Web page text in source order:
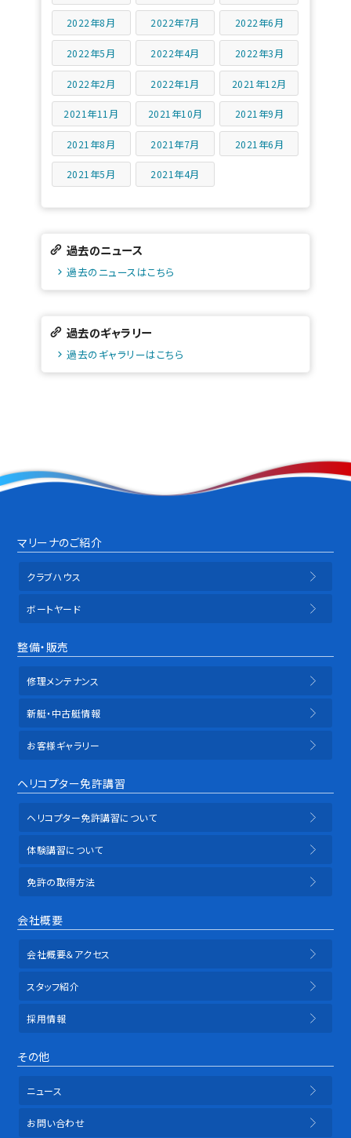
2022年8月 2022年7月 2022年6月
2022年5月 2022年4月 2022年3月
2022年2月 2022年1月 2021年12月
2021年11月 2021年10月 2021年9月
2021年8月 2021年7月 2021年6月
2021年5月 2021年4月
過去のニュース
過去のニュースはこちら
過去のギャラリー
過去のギャラリーはこちら
マリーナのご紹介
クラブハウス
ボートヤード
整備・販売
修理メンテナンス
新艇・中古艇情報
お客様ギャラリー
ヘリコプター免許講習
ヘリコプター免許講習について
体験講習について
免許の取得方法
会社概要
会社概要＆アクセス
スタッフ紹介
採用情報
その他
ニュース
お問い合わせ